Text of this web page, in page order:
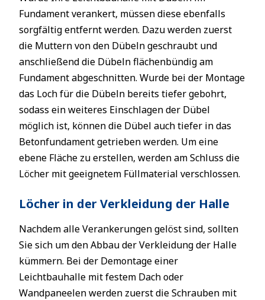
Fundament verankert, müssen diese ebenfalls
sorgfältig entfernt werden. Dazu werden zuerst
die Muttern von den Dübeln geschraubt und
anschließend die Dübeln flächenbündig am
Fundament abgeschnitten. Wurde bei der Montage
das Loch für die Dübeln bereits tiefer gebohrt,
sodass ein weiteres Einschlagen der Dübel
möglich ist, können die Dübel auch tiefer in das
Betonfundament getrieben werden. Um eine
ebene Fläche zu erstellen, werden am Schluss die
Löcher mit geeignetem Füllmaterial verschlossen.
Löcher in der Verkleidung der Halle
Nachdem alle Verankerungen gelöst sind, sollten
Sie sich um den Abbau der Verkleidung der Halle
kümmern. Bei der Demontage einer
Leichtbauhalle mit festem Dach oder
Wandpaneelen werden zuerst die Schrauben mit